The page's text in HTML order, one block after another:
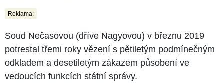
Reklama:
Soud Nečasovou (dříve Nagyovou) v březnu 2019
potrestal třemi roky vězení s pětiletým podmínečným
odkladem a desetiletým zákazem působení ve
vedoucích funkcích státní správy.